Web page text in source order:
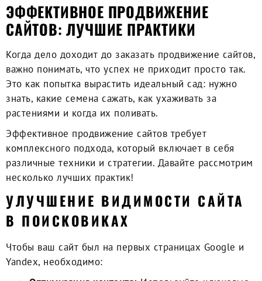
ЭФФЕКТИВНОЕ ПРОДВИЖЕНИЕ
САЙТОВ: ЛУЧШИЕ ПРАКТИКИ
Когда дело доходит до заказать продвижение сайтов,
важно понимать, что успех не приходит просто так.
Это как попытка вырастить идеальный сад: нужно
знать, какие семена сажать, как ухаживать за
растениями и когда их поливать.
Эффективное продвижение сайтов требует
комплексного подхода, который включает в себя
различные техники и стратегии. Давайте рассмотрим
несколько лучших практик!
УЛУЧШЕНИЕ ВИДИМОСТИ САЙТА
В ПОИСКОВИКАХ
Чтобы ваш сайт был на первых страницах Google и
Yandex, необходимо: